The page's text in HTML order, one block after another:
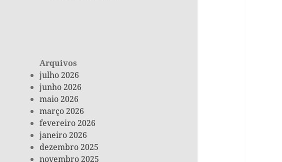
Arquivos
julho 2026
junho 2026
maio 2026
março 2026
fevereiro 2026
janeiro 2026
dezembro 2025
novembro 2025